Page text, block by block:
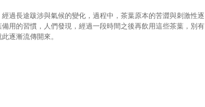
過長途跋涉與氣候的變化，過程中，茶葉原本的苦澀與刺激性逐
用的習慣，人們發現，經過一段時間之後再飲用這些茶葉，別有
逐漸流傳開來。